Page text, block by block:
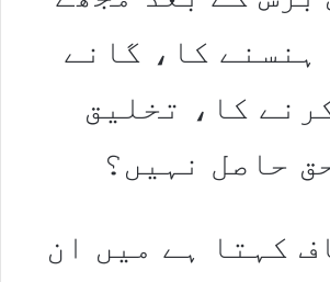
ہنسنے کا، گانے
کا، تخلیق
حاصل نہیں؟
کہتا ہے میں ان